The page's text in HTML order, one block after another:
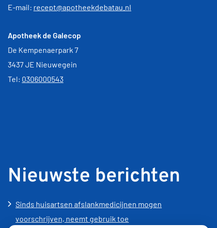
E-mail: recept@apotheekdebatau.nl
Apotheek de Galecop
De Kempenaerpark 7
3437 JE Nieuwegein
Tel: 0306000543
Nieuwste berichten
Sinds huisartsen afslankmedicijnen mogen
voorschrijven, neemt gebruik toe